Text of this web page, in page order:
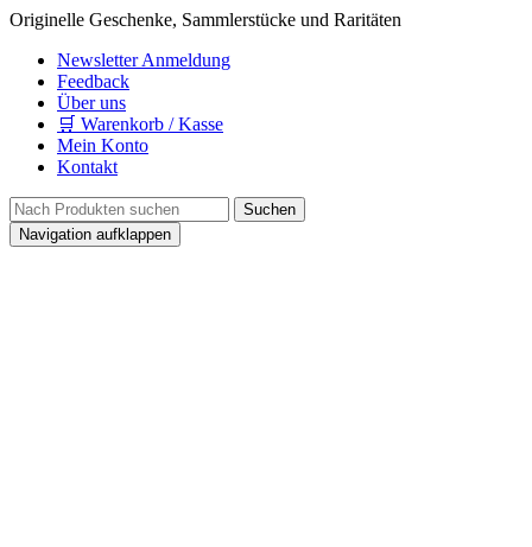
Originelle Geschenke, Sammlerstücke und Raritäten
Newsletter Anmeldung
Feedback
Über uns
🛒 Warenkorb / Kasse
Mein Konto
Kontakt
Navigation aufklappen